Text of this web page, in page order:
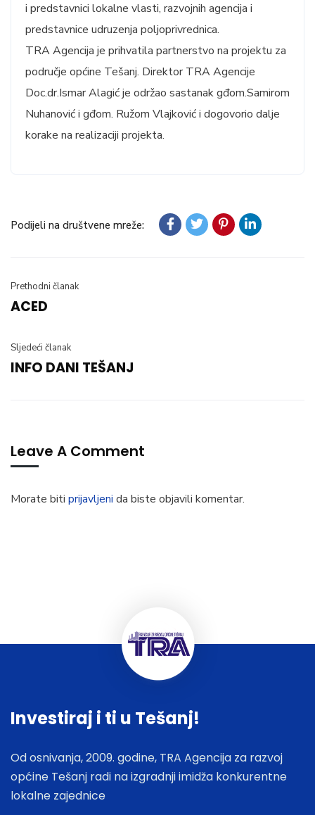
i predstavnici lokalne vlasti, razvojnih agencija i
predstavnice udruzenja poljoprivrednica.
TRA Agencija je prihvatila partnerstvo na projektu za
područje općine Tešanj. Direktor TRA Agencije
Doc.dr.Ismar Alagić je održao sastanak gđom.Samirom
Nuhanović i gđom. Ružom Vlajković i dogovorio dalje
korake na realizaciji projekta.
Podijeli na društvene mreže:
Prethodni članak
ACED
Sljedeći članak
INFO DANI TEŠANJ
Leave A Comment
Morate biti prijavljeni da biste objavili komentar.
Investiraj i ti u Tešanj!
Od osnivanja, 2009. godine, TRA Agencija za razvoj
općine Tešanj radi na izgradnji imidža konkurentne
lokalne zajednice